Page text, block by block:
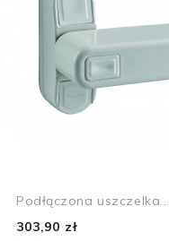
Podłączona uszczelka...
303,90 zł